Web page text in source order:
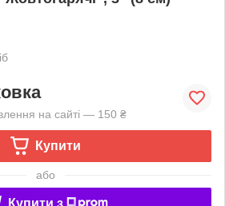
на сайті — 150 ₴
Купити
або
Купити з